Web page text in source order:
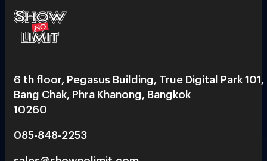
6 th floor, Pegasus Building, True Digital Park 101,
Bang Chak, Phra Khanong, Bangkok
10260
085-848-2253